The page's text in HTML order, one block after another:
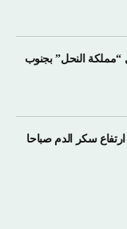
“مملكة النحل” بجنوب